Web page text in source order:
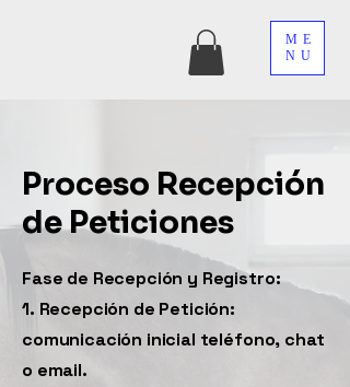
ME
NU
Proceso Recepción
de Peticiones
Fase de Recepción y Registro:
1. Recepción de Petición:
comunicación inicial teléfono, chat
o email.